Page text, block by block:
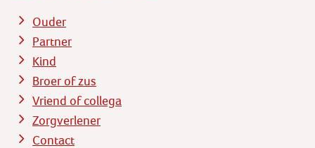
Ouder
Partner
Kind
Broer of zus
Vriend of collega
Zorgverlener
Contact